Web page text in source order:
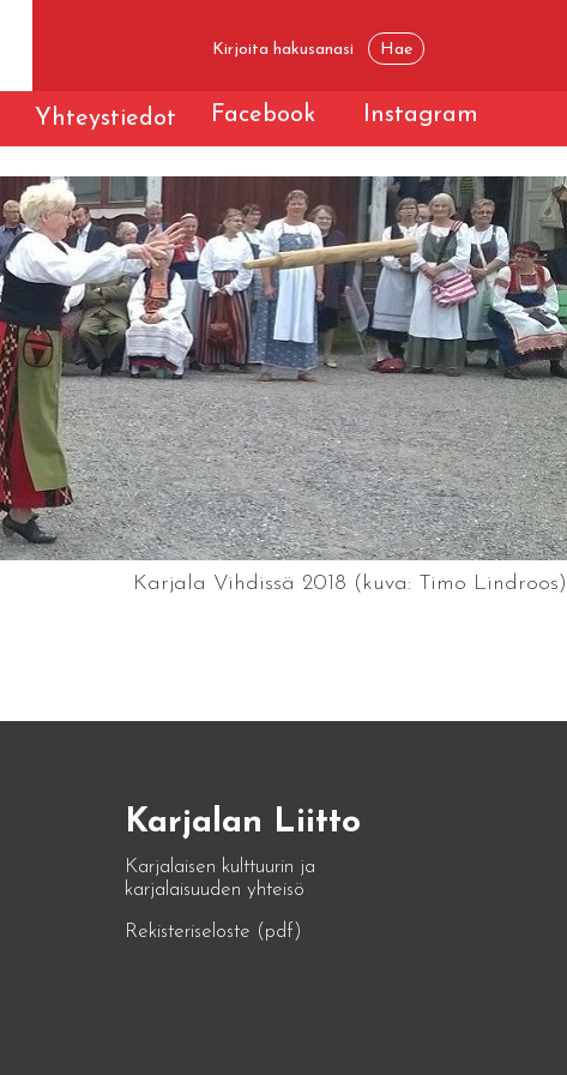
Yhteystiedot Facebook Instagram
Karjala Vihdissä 2018 (kuva: Timo Lindroos)
Karjalan Liitto
Karjalaisen kulttuurin ja
karjalaisuuden yhteisö
Rekisteriseloste (pdf)